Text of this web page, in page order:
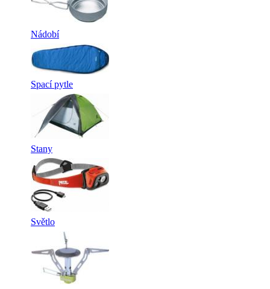
Nádobí
Spací pytle
Stany
Světlo